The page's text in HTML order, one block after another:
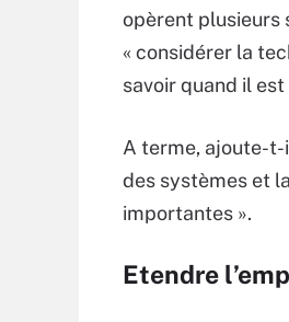
opèrent plusieurs
« considérer la
savoir quand il
A terme, ajoute-t-
des systèmes et
importantes ».
Etendre